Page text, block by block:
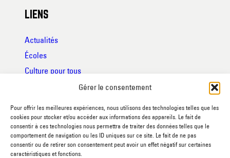
Gérer le consentement
Pour offrir les meilleures expériences, nous utilisons des technologies telles que les
cookies pour stocker et/ou accéder aux informations des appareils. Le fait de
consentir à ces technologies nous permettra de traiter des données telles que le
comportement de navigation ou les ID uniques sur ce site. Le fait de ne pas
consentir ou de retirer son consentement peut avoir un effet négatif sur certaines
caractéristiques et fonctions.
LIENS
Actualités
Écoles
Culture pour tous
Qui sommes-nous
Publications
Foire aux questions
Partenaires